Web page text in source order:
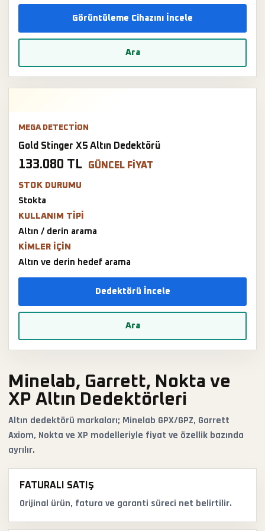
Görüntüleme Cihazını İncele
Ara
MEGA DETECTION
Gold Stinger X5 Altın Dedektörü
133.080 TL GÜNCEL FIYAT
STOK DURUMU
Stokta
KULLANIM TIPI
Altın / derin arama
KIMLER IÇIN
Altın ve derin hedef arama
Dedektörü İncele
Ara
Minelab, Garrett, Nokta ve
XP Altın Dedektörleri
Altın dedektörü markaları; Minelab GPX/GPZ, Garrett
Axiom, Nokta ve XP modelleriyle fiyat ve özellik bazında
ayrılır.
FATURALI SATIŞ
Orijinal ürün, fatura ve garanti süreci net belirtilir.